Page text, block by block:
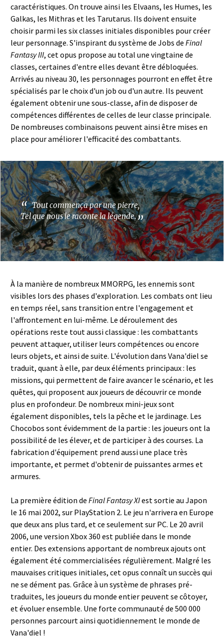
caractéristiques. On trouve ainsi les Elvaans, les Humes, les
Galkas, les Mithras et les Tarutarus. Ils doivent ensuite
choisir parmi les six classes initiales disponibles pour créer
leur personnage. S'inspirant du système de Jobs de Final
Fantasy III, cet opus propose au total une vingtaine de
classes, certaines d'entre elles devant être débloquées.
Arrivés au niveau 30, les personnages pourront en effet être
spécialisés par le choix d'un job ou d'un autre. Ils peuvent
également obtenir une sous-classe, afin de disposer de
compétences différentes de celles de leur classe principale.
De nombreuses combinaisons peuvent ainsi être mises en
place pour améliorer l'efficacité des combattants.
Tout commença par une pierre,
Tel que nous le raconte la légende.
À la manière de nombreux MMORPG, les ennemis sont
visibles lors des phases d'exploration. Les combats ont lieu
en temps réel, sans transition entre l'engagement et
l'affrontement en lui-même. Le déroulement des
opérations reste tout aussi classique : les combattants
peuvent attaquer, utiliser leurs compétences ou encore
leurs objets, et ainsi de suite. L'évolution dans Vana'diel se
traduit, quant à elle, par deux éléments principaux : les
missions, qui permettent de faire avancer le scénario, et les
quêtes, qui proposent aux joueurs de découvrir ce monde
plus en profondeur. De nombreux mini-jeux sont
également disponibles, tels la pêche et le jardinage. Les
Chocobos sont évidemment de la partie : les joueurs ont la
possibilité de les élever, et de participer à des courses. La
fabrication d'équipement prend aussi une place très
importante, et permet d'obtenir de puissantes armes et
armures.
La première édition de Final Fantasy XIest sortie au Japon
le 16 mai 2002, sur PlayStation 2. Le jeu n'arrivera en Europe
que deux ans plus tard, et ce seulement sur PC. Le 20 avril
2006, une version Xbox 360 est publiée dans le monde
entier. Des extensions apportant de nombreux ajouts ont
également été commercialisées régulièrement. Malgré les
mauvaises critiques initiales, cet opus connaît un succès qui
ne se dément pas. Grâce à un système de phrases pré-
traduites, les joueurs du monde entier peuvent se côtoyer,
et évoluer ensemble. Une forte communauté de 500 000
personnes parcourt ainsi quotidiennement le monde de
Vana'diel !